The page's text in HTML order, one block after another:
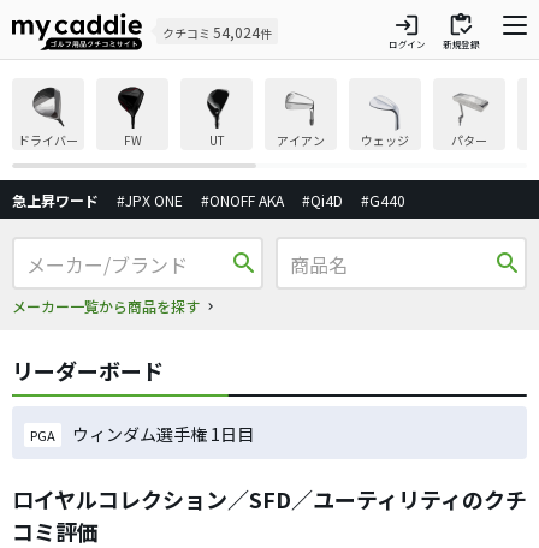
クチコミ 54,024件 login
ログイン
inventory
新規登録
ドライバー FW UT アイアン ウェッジ パター
急上昇ワード #JPX ONE #ONOFF AKA #Qi4D #G440
search
メーカー一覧から商品を探す
search
リーダーボード
PGA ウィンダム選手権 1日目
ロイヤルコレクション／SFD／ユーティリティのクチ
コミ評価